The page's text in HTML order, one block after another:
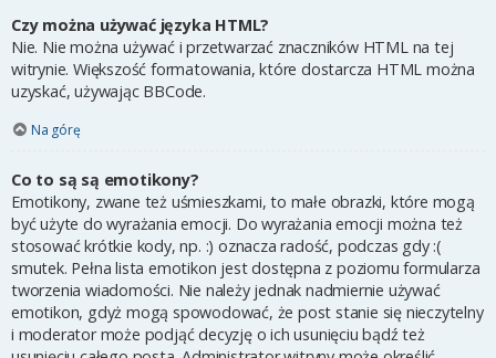
Czy można używać języka HTML?
Nie. Nie można używać i przetwarzać znaczników HTML na tej
witrynie. Większość formatowania, które dostarcza HTML można
uzyskać, używając BBCode.
Na górę
Co to są są emotikony?
Emotikony, zwane też uśmieszkami, to małe obrazki, które mogą
być użyte do wyrażania emocji. Do wyrażania emocji można też
stosować krótkie kody, np. :) oznacza radość, podczas gdy :(
smutek. Pełna lista emotikon jest dostępna z poziomu formularza
tworzenia wiadomości. Nie należy jednak nadmiernie używać
emotikon, gdyż mogą spowodować, że post stanie się nieczytelny
i moderator może podjąć decyzję o ich usunięciu bądź też